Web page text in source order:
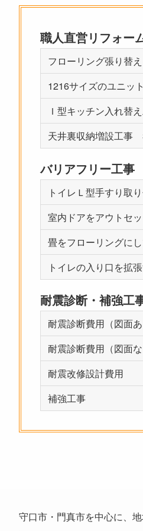
職人直営リフォー
フローリング張り替
1216サイズのユニッ
Ｉ型キッチン入れ替
天井裏収納増設工事
バリアフリー工事
トイレＬ型手すり取
室内ドアをアウトセ
畳をフローリングに
トイレの入り口を拡
耐震診断・補強工
耐震診断費用（図面
耐震診断費用（図面
耐震改修設計費用
補強工事
守口市・門真市を中心に、